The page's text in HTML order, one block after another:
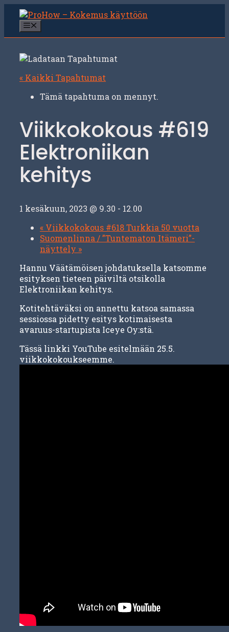
Siirry
sisältöön
« Kaikki Tapahtumat
Tämä tapahtuma on mennyt.
Viikkokokous #619
Elektroniikan
kehitys
1 kesäkuun, 2023 @ 9.30 - 12.00
« Viikkokokous #618 Turkkia 50 vuotta
Suomenlinna / ”Tuntematon Itämeri”-
näyttely »
Hannu Väätämöisen johdatuksella katsomme
esityksen tieteen päiviltä otsikolla
Elektroniikan kehitys.
Kotitehtäväksi on annettu katsoa samassa
sessiossa pidetty esitys kotimaisesta
avaruus-startupista Iceye Oy:stä.
Tässä linkki YouTube esitelmään 25.5.
viikkokokoukseemme.